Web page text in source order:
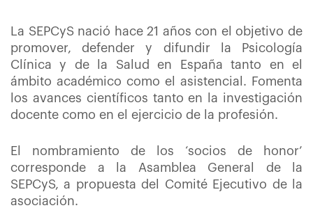
La SEPCyS nació hace 21 años con el objetivo de
promover, defender y difundir la Psicología
Clínica y de la Salud en España tanto en el
ámbito académico como el asistencial. Fomenta
los avances científicos tanto en la investigación
docente como en el ejercicio de la profesión.
El nombramiento de los ‘socios de honor’
corresponde a la Asamblea General de la
SEPCyS, a propuesta del Comité Ejecutivo de la
asociación.